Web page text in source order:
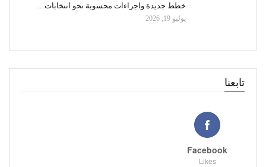
خطط جديدة واجراءات محسوبة نحو انتخابات…
يوليو 19, 2026
تابعنا
Facebook
Likes